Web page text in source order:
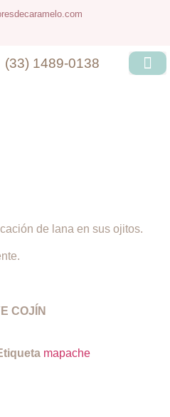
(33) 1489-0138
de lana en sus ojitos.
COJÍN
mapache